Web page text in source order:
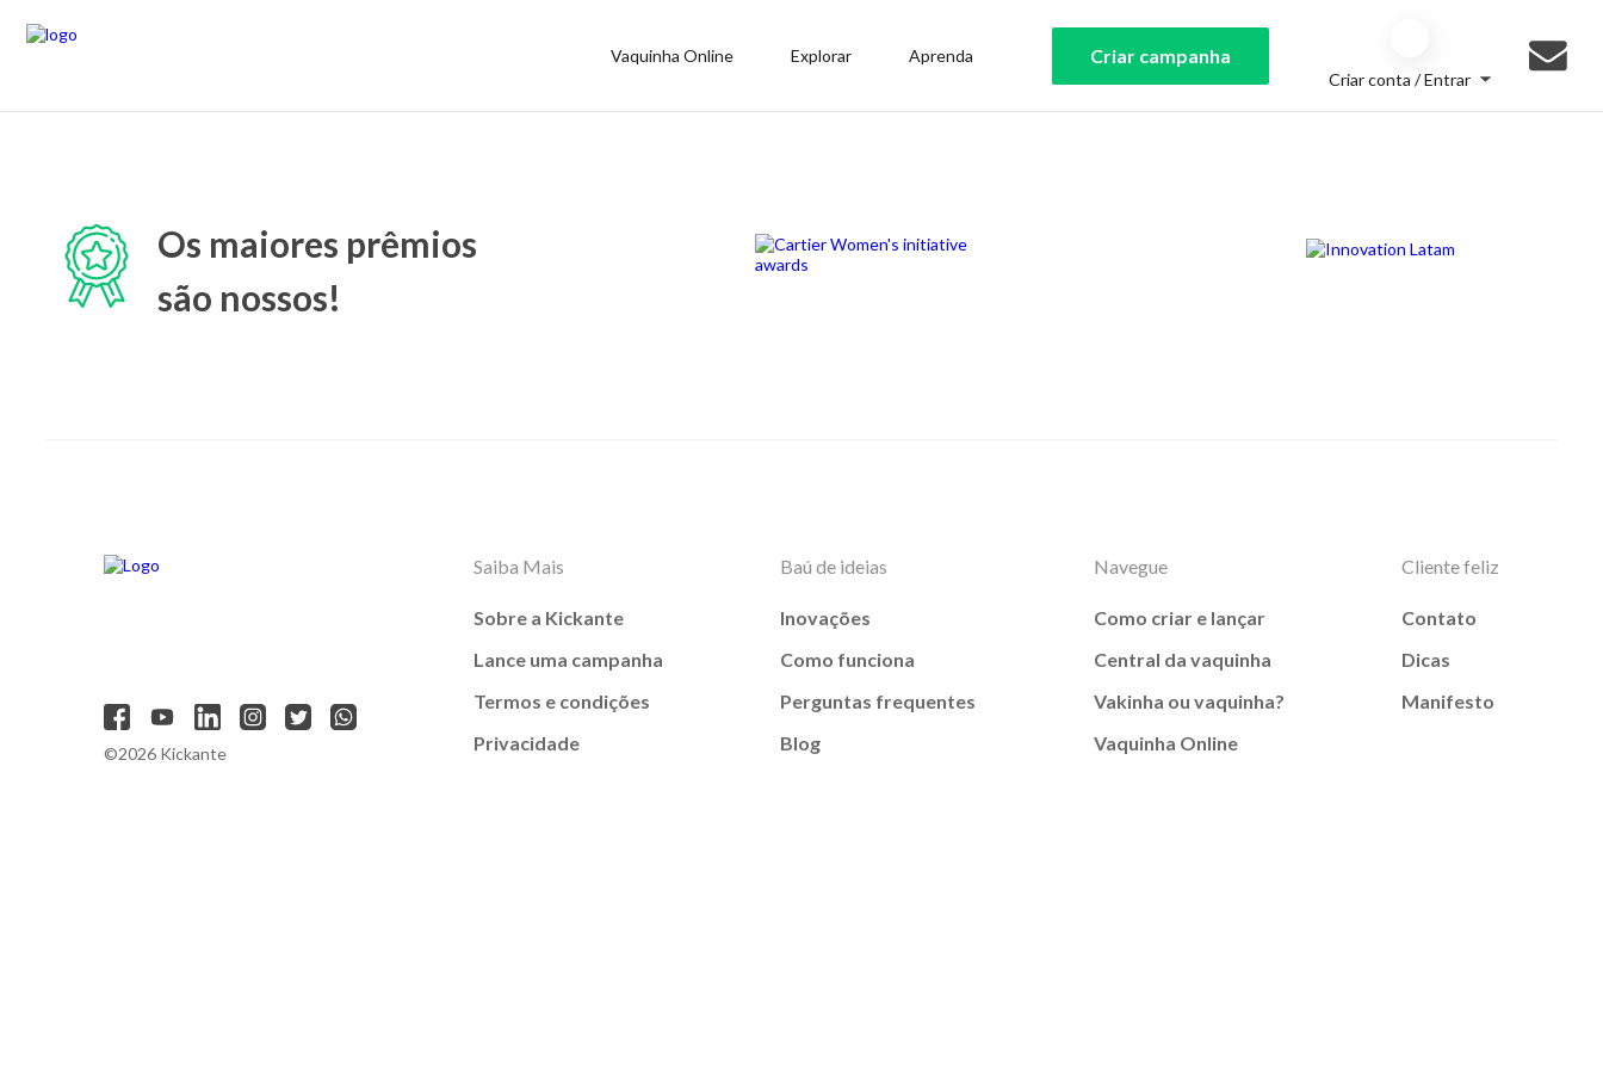
Vaquinha Online Explorar Aprenda Criar campanha
Criar conta / Entrar
Os maiores prêmios
são nossos!
©2026 Kickante
Saiba Mais
Sobre a Kickante
Lance uma campanha
Termos e condições
Privacidade
Baú de ideias
Inovações
Como funciona
Perguntas frequentes
Blog
Navegue
Como criar e lançar
Central da vaquinha
Vakinha ou vaquinha?
Vaquinha Online
Cliente feliz
Contato
Dicas
Manifesto